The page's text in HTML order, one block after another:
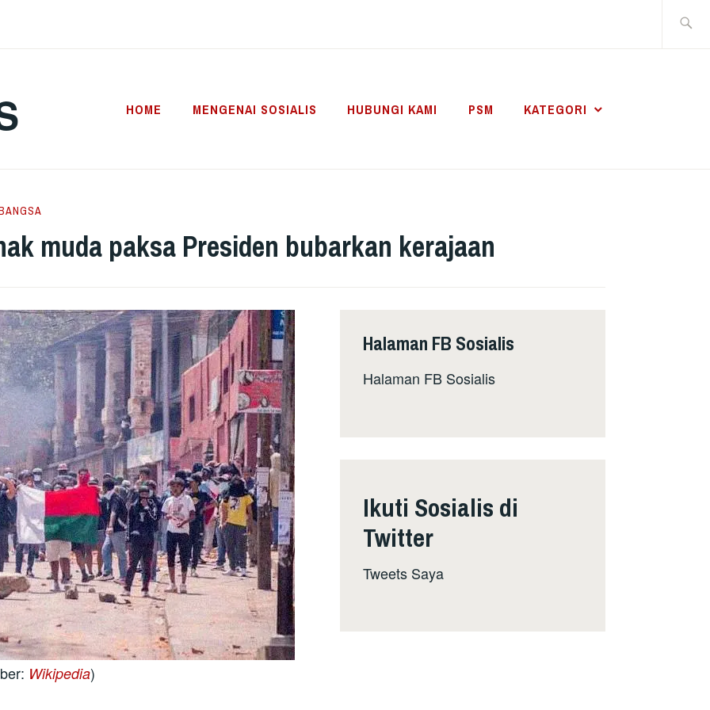
HOME MENGENAI SOSIALIS HUBUNGI KAMI PSM KATEGORI
muda paksa Presiden bubarkan kerajaan
Wikipedia)
Halaman FB Sosialis
Halaman FB Sosialis
Ikuti Sosialis di
Twitter
Tweets Saya